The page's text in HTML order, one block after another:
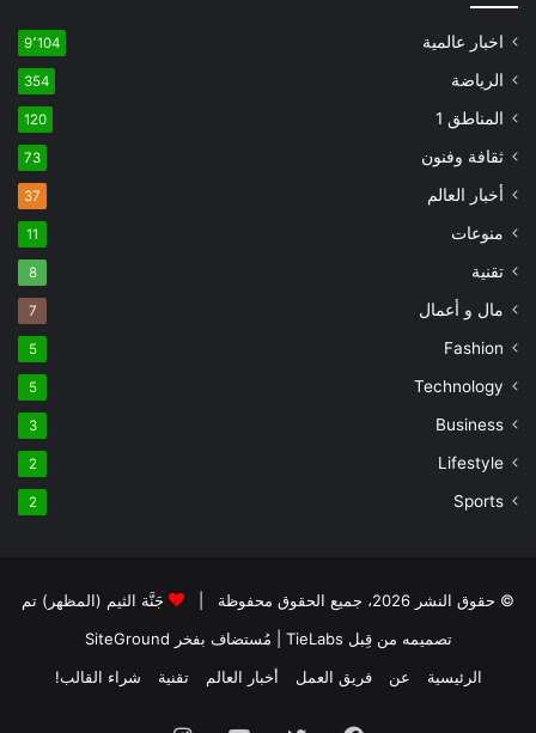
اخبار عالمية 9٬104
الرياضة 354
المناطق 1 120
ثقافة وفنون 73
أخبار العالم 37
منوعات 11
تقنية 8
مال و أعمال 7
Fashion
5
Technology
5
Business
3
Lifestyle
2
Sports
2
© حقوق النشر 2026، جميع الحقوق محفوظة |
جَنَّة الثيم (المظهر) تم
تصميمه من قِبل TieLabs
| مُستضاف بفخر SiteGround
الرئيسية
عن فريق العمل أخبار العالم تقنية شراء القالب!